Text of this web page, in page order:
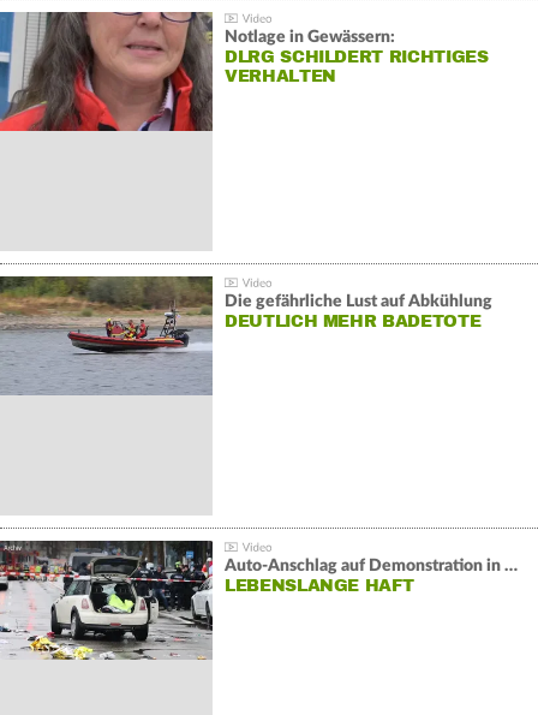
Notlage in Gewässern:
DLRG SCHILDERT RICHTIGES
VERHALTEN
Die gefährliche Lust auf Abkühlung
DEUTLICH MEHR BADETOTE
Auto-Anschlag auf Demonstration in München:
LEBENSLANGE HAFT